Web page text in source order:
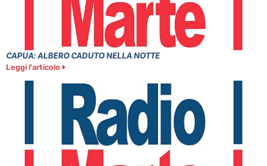
CAPUA: ALBERO CADUTO NELLA NOTTE
Leggi l'articolo